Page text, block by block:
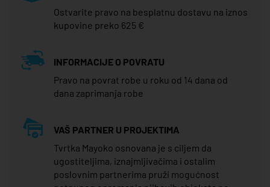
Ostvarite pravo na besplatnu dostavu na iznos
kupovine preko 625 €
INFORMACIJE O POVRATU
Pravo na povrat robe u roku od 14 dana od
dana zaprimanja robe
VAŠ PARTNER U PROJEKTIMA
Tvrtka Mayoko osnovana je s ciljem da
ugostiteljima, iznajmljivačima i ostalim
poslovnim partnerima pruži mogućnost